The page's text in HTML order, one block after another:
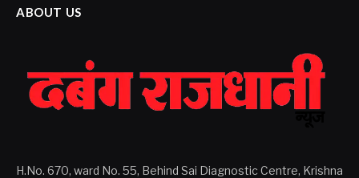
ABOUT US
H.No. 670, ward No. 55, Behind Sai Diagnostic Centre, Krishna